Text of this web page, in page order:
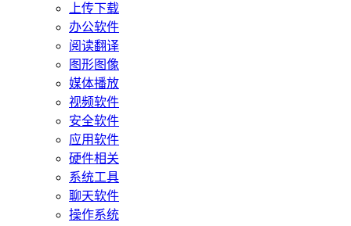
上传下载
办公软件
阅读翻译
图形图像
媒体播放
视频软件
安全软件
应用软件
硬件相关
系统工具
聊天软件
操作系统